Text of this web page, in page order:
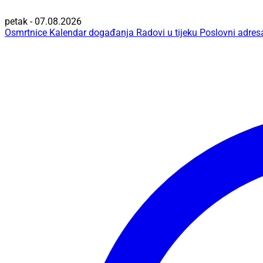
petak - 07.08.2026
Osmrtnice Kalendar događanja Radovi u tijeku Poslovni